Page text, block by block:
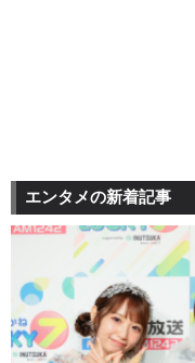
エンタメの新着記事